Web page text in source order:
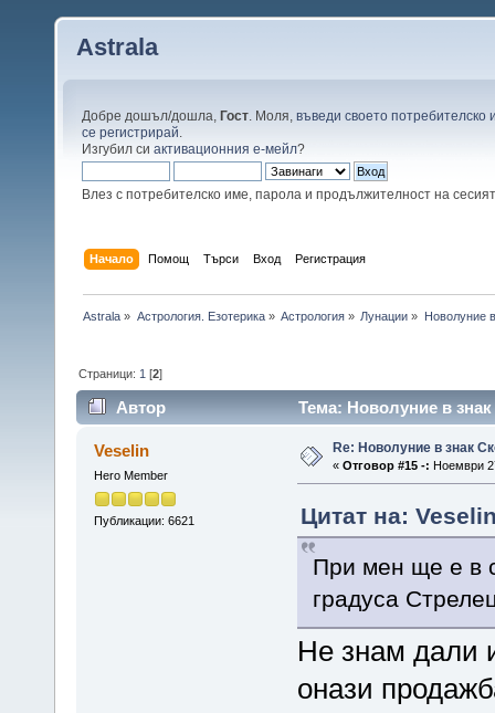
Astrala
Добре дошъл/дошла, Гост . Моля, въведи своето потребителско
се регистрирай
Изгубил си активационния е-мейл?
Влез с потребителско име, парола и продължителност на
Начало Помощ Търси Вход Регистрация
Astrala » Астрология. Езотерика» Астрология» Лунации » Новолуние
Страници: 1 [2]
Автор Тема: Новолуние в
Veselin
Hero Member
Публикации: 6621
Re: Новолуние в знак
« Отговор #15 -: Ноември
Цитат на:
При мен ще е в
градуса
Не знам дали
онази